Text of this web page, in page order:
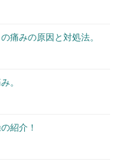
痛みの原因と対処法。
。
紹介！